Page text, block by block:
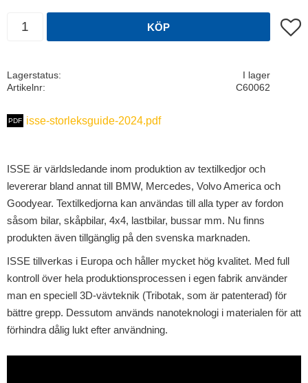
KÖP Lägg
Lagerstatus
I lager
Artikelnr
C60062
isse-storleksguide-2024.pdf
ISSE är världsledande inom produktion av textilkedjor och
levererar bland annat till BMW, Mercedes, Volvo America och
Goodyear. Textilkedjorna kan användas till alla typer av fordon
såsom bilar, skåpbilar, 4x4, lastbilar, bussar mm. Nu finns
produkten även tillgänglig på den svenska marknaden.
ISSE tillverkas i Europa och håller mycket hög kvalitet. Med full
kontroll över hela produktionsprocessen i egen fabrik använder
man en speciell 3D-vävteknik (Tribotak, som är patenterad) för
bättre grepp. Dessutom används nanoteknologi i materialen för att
förhindra dålig lukt efter användning.